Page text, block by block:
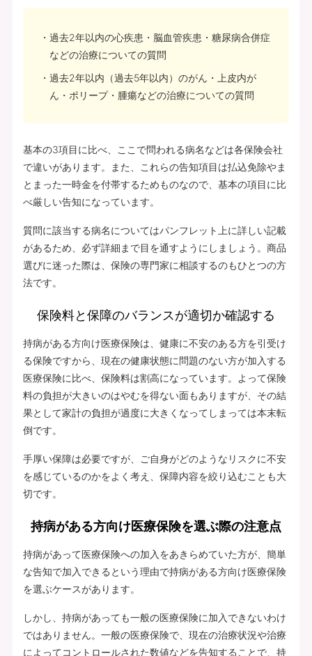
過去2年以内の心疾患・脳血管疾患・糖尿病合併症
などの治療についての質問
過去2年以内（過去5年以内）のがん・上皮内が
ん・ポリープ・腫瘍などの治療についての質問
基本の3項目に比べ、ここで問われる病名などは各保険会社
で違いがあります。また、これらの告知項目は払込免除やま
とまった一時金を付帯するためものなので、基本の項目に比
べ厳しい告知になっています。
質問に該当する病名についてはパンフレット上に詳しい記載
があるため、必ず詳細まで目を通すようにしましょう。商品
選びに迷った際は、保険の専門家に相談するのもひとつの方
法です。
保険料と保障のバランスが適切か確認する
持病がある方向け医療保険は、健康に不安のある方を引受け
る保険ですから、現在の健康状態に問題のない方が加入する
医療保険に比べ、保険料は割高になっています。よって保険
料の負担が大きいのはやむを得ない面もありますが、その結
果として家計の負担が過度に大きくなってしまっては本末転
倒です。
手厚い保障は必要ですが、ご自身がどのようなリスクに不安
を感じているのかをよく考え、保障内容を絞り込むことも大
切です。
持病がある方向け医療保険を選ぶ際の注意点
持病があって医療保険への加入をあきらめていた方が、簡単
な告知で加入できるという理由で持病がある方向け医療保険
を選ぶケースがあります。
しかし、持病があっても一般の医療保険に加入できないわけ
ではありません。一般の医療保険で、現在の治療状況や治療
によってコントロールされた数値などを告知することで、持